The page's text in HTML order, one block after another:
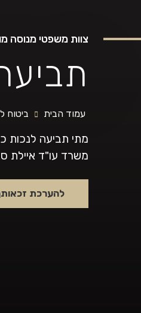
עמוד הבית ביטוח
צוות משפטי מנוסה
מתי תביעה לנכות
משרד עו"ד איילת
להערכת